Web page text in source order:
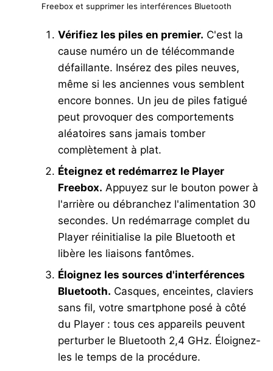
Freebox et supprimer les interférences Bluetooth
Vérifiez les piles en premier. C'est la
cause numéro un de télécommande
défaillante. Insérez des piles neuves,
même si les anciennes vous semblent
encore bonnes. Un jeu de piles fatigué
peut provoquer des comportements
aléatoires sans jamais tomber
complètement à plat.
Éteignez et redémarrez le Player
Freebox. Appuyez sur le bouton power à
l'arrière ou débranchez l'alimentation 30
secondes. Un redémarrage complet du
Player réinitialise la pile Bluetooth et
libère les liaisons fantômes.
Éloignez les sources d'interférences
Bluetooth. Casques, enceintes, claviers
sans fil, votre smartphone posé à côté
du Player : tous ces appareils peuvent
perturber le Bluetooth 2,4 GHz. Éloignez-
les le temps de la procédure.